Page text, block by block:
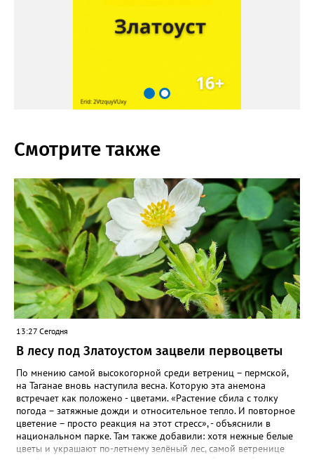
Смотрите также
13:27 Сегодня
В лесу под Златоустом зацвели первоцветы
По мнению самой высокогорной среди ветрениц – пермской,
на Таганае вновь наступила весна. Которую эта анемона
встречает как положено - цветами. «Растение сбила с толку
погода – затяжные дожди и относительное тепло. И повторное
цветение – просто реакция на этот стресс», - объяснили в
национальном парке. Там также добавили: хотя нежные белые
цветы и украшают по-летнему зелёный лес, самой ветренице